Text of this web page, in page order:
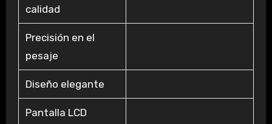
calidad
Precisión en el
pesaje
Diseño elegante
Pantalla LCD